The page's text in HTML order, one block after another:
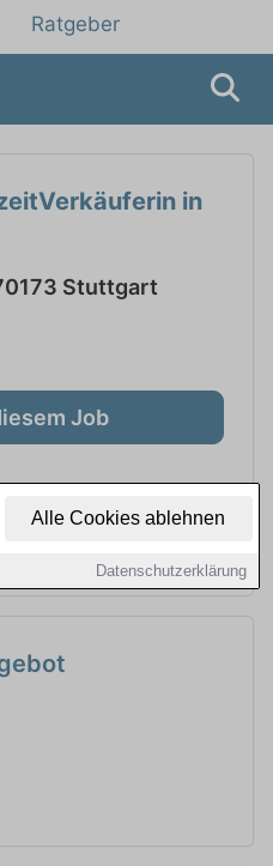
Alle Cookies ablehnen
Datenschutzerklärung
Ratgeber
in
Stuttgart
Job
in Teilzeit